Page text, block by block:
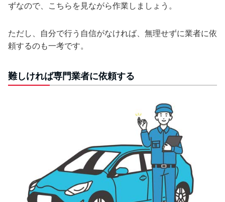
ずなので、こちらを見ながら作業しましょう。
ただし、自分で行う自信がなければ、無理せずに業者に依
頼するのも一考です。
難しければ専門業者に依頼する